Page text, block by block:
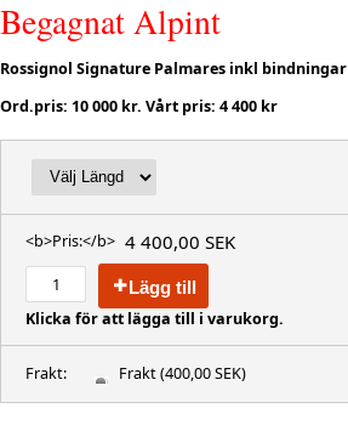
Begagnat Alpint
Rossignol Signature Palmares inkl bindningar
Ord.pris: 10 000 kr. Vårt pris: 4 400 kr
<b>Pris:</b> 4 400,00 SEK
Lägg till
Klicka för att lägga till i varukorg.
Frakt: Frakt(400,00 SEK)